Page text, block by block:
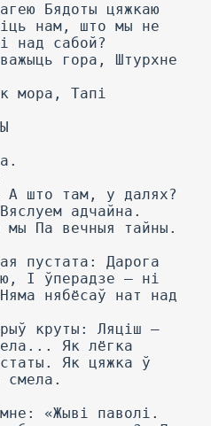
Бядоты цяжкаю
нам, што мы не
над сабой?
гора, Штурхне
мора, Тапі
А што там, у далях?
адчайна.
мы Па вечныя тайны.
пустата: Дарога
I ўперадзе — ні
нябёсаў нат над
круты: Ляціш —
Як лёгка
Як цяжка ў
смела.
«Жыві паволі.